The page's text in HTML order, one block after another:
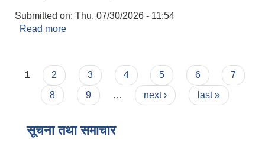
Submitted on: Thu, 07/30/2026 - 11:54
Read more
Pages
1 2 3 4 5 6
7
8
9 … next › last »
सूचना तथा समाचार